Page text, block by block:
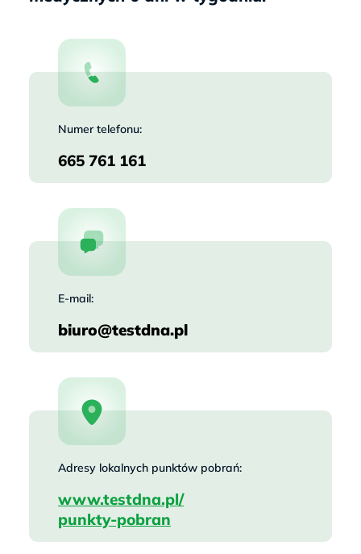
Numer telefonu:
665 761 161
E-mail:
biuro@testdna.pl
Adresy lokalnych punktów pobrań:
www.testdna.pl/
punkty-pobran